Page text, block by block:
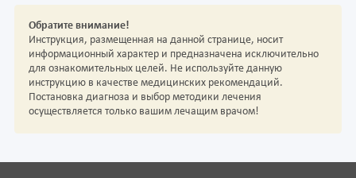
Обратите внимание!
Инструкция, размещенная на данной странице, носит
информационный характер и предназначена исключительно
для ознакомительных целей. Не используйте данную
инструкцию в качестве медицинских рекомендаций.
Постановка диагноза и выбор методики лечения
осуществляется только вашим лечащим врачом!